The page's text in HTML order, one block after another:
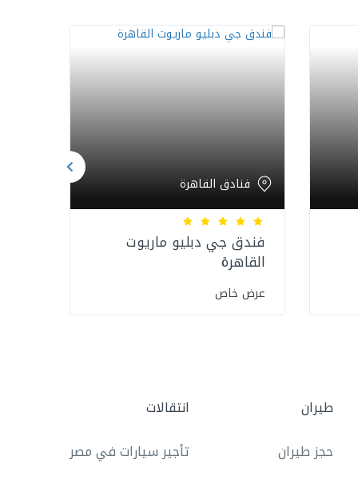
فنادق القاهرة
فندق جي دبليو ماريوت
القاهرة
عرض خاص
طيران
حجز طيران
انتقالات
تأجير سيارات في مصر